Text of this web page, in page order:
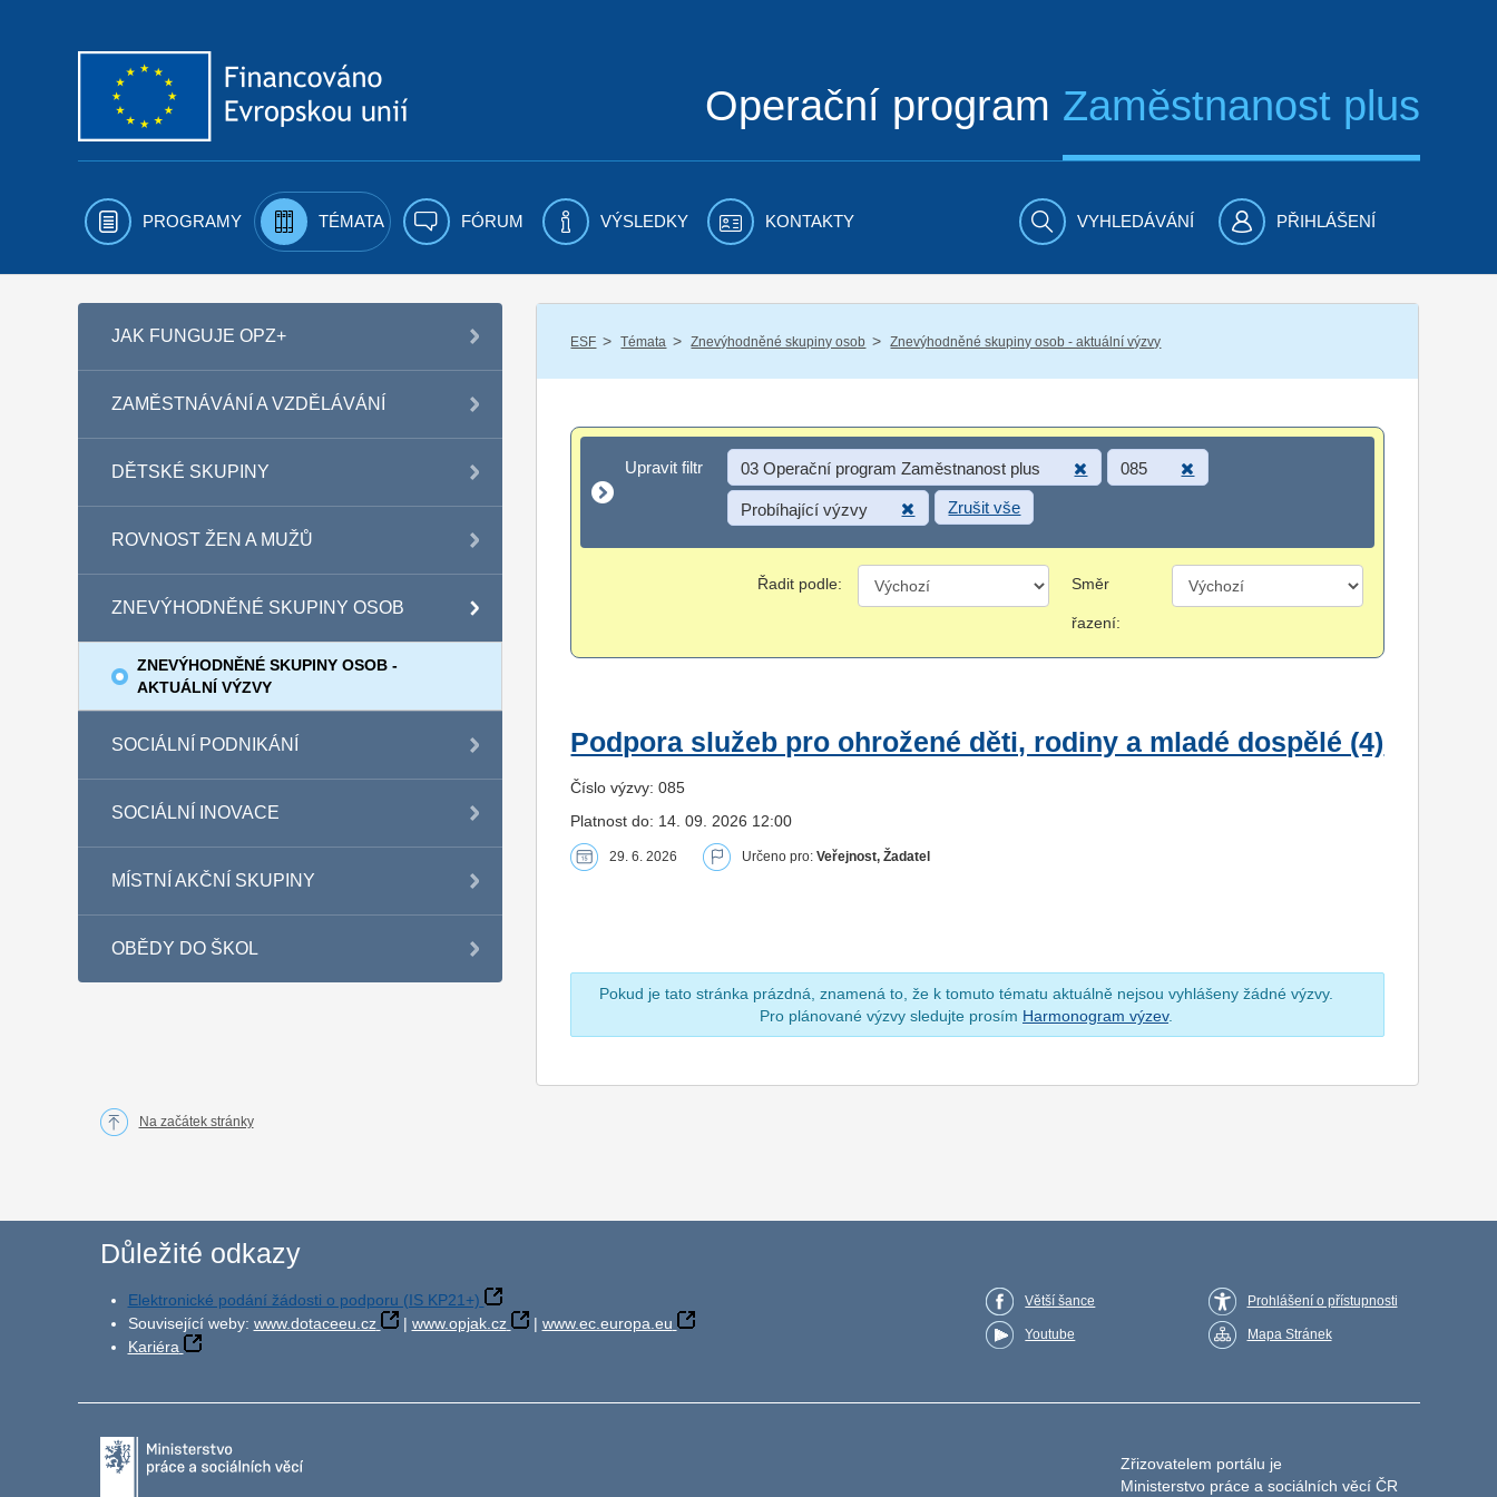
Operační program Zaměstnanost plus
PROGRAMY TÉMATA FÓRUM VÝSLEDKY KONTAKTY VYHLEDÁVÁNÍ PŘIHLÁŠENÍ
JAK FUNGUJE OPZ+
ZAMĚSTNÁVÁNÍ A VZDĚLÁVÁNÍ
DĚTSKÉ SKUPINY
ROVNOST ŽEN A MUŽŮ
ZNEVÝHODNĚNÉ SKUPINY OSOB
ZNEVÝHODNĚNÉ SKUPINY OSOB -
AKTUÁLNÍ VÝZVY
SOCIÁLNÍ PODNIKÁNÍ
SOCIÁLNÍ INOVACE
MÍSTNÍ AKČNÍ SKUPINY
OBĚDY DO ŠKOL
ESF / Témata / Znevýhodněné skupiny osob / Znevýhodněné skupiny osob - aktuální výzvy
Upravit filtr
Upravit filtr 03 Operační program Zaměstnanost plus 085
Probíhající výzvy Zrušit vše
Řadit podle: Směr
řazení:
Podpora služeb pro ohrožené děti, rodiny a mladé dospělé (4)
Číslo výzvy: 085
Platnost do: 14. 09. 2026 12:00
29. 6. 2026 Určeno pro:Veřejnost, Žadatel
Pokud je tato stránka prázdná, znamená to, že k tomuto tématu aktuálně nejsou vyhlášeny žádné výzvy.
Pro plánované výzvy sledujte prosím Harmonogram výzev.
Na začátek stránky
Důležité odkazy
Elektronické podání žádosti o podporu (IS KP21+)
Související weby: www.dotaceeu.cz | www.opjak.cz | www.ec.europa.eu
Kariéra
Větší šance
Youtube
Prohlášení o přístupnosti
Mapa Stránek
Zřizovatelem portálu je
Ministerstvo práce a sociálních věcí ČR